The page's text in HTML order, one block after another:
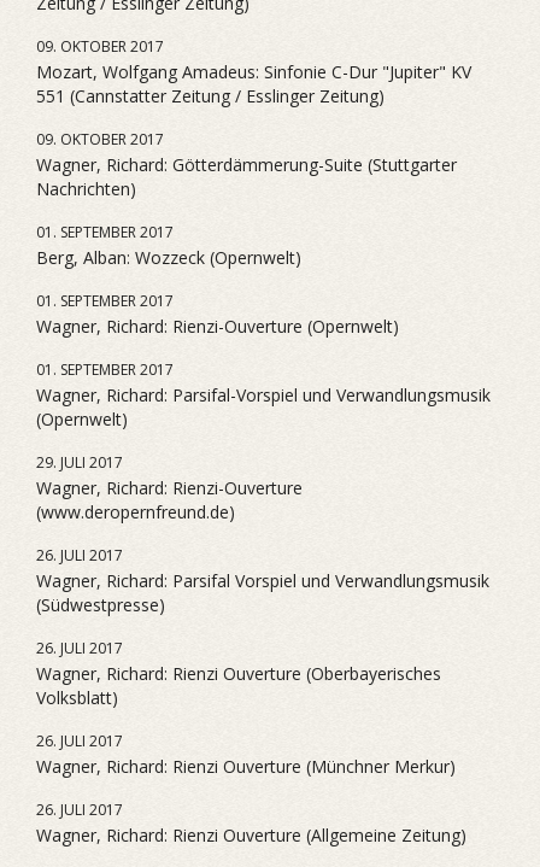
09. OKTOBER 2017
Mozart, Wolfgang Amadeus: Sinfonie C-Dur "Jupiter" KV
551 (Cannstatter Zeitung / Esslinger Zeitung)
09. OKTOBER 2017
Wagner, Richard: Götterdämmerung-Suite (Stuttgarter
Nachrichten)
01. SEPTEMBER 2017
Berg, Alban: Wozzeck (Opernwelt)
01. SEPTEMBER 2017
Wagner, Richard: Rienzi-Ouverture (Opernwelt)
01. SEPTEMBER 2017
Wagner, Richard: Parsifal-Vorspiel und Verwandlungsmusik
(Opernwelt)
29. JULI 2017
Wagner, Richard: Rienzi-Ouverture
(www.deropernfreund.de)
26. JULI 2017
Wagner, Richard: Parsifal Vorspiel und Verwandlungsmusik
(Südwestpresse)
26. JULI 2017
Wagner, Richard: Rienzi Ouverture (Oberbayerisches
Volksblatt)
26. JULI 2017
Wagner, Richard: Rienzi Ouverture (Münchner Merkur)
26. JULI 2017
Wagner, Richard: Rienzi Ouverture (Allgemeine Zeitung)